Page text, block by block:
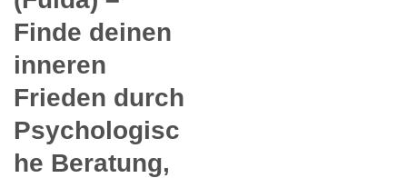
Finde deinen
inneren
Frieden durch
Psychologisc
he Beratung,